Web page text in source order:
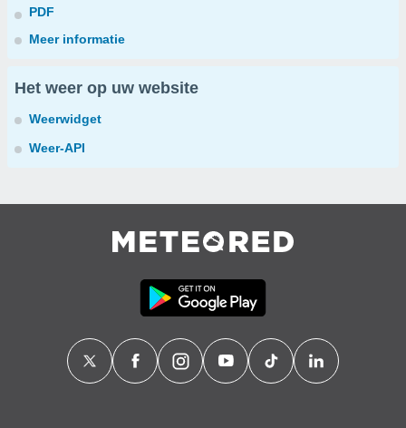
PDF
Meer informatie
Het weer op uw website
Weerwidget
Weer-API